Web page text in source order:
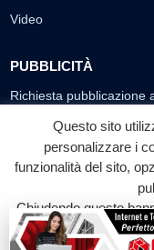
Video
PUBBLICITÀ
Richiesta pubblicazione
SEGUICI SUI SOCIAL
Questo sito
personalizzare i
funzionalità del sito,
Chiudendo questo
su qualunque suo